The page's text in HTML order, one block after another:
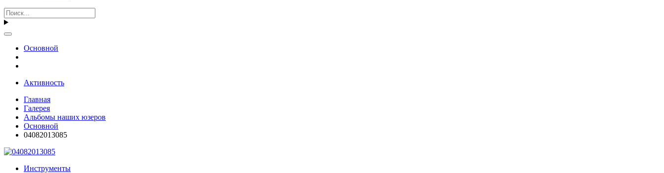
Основной
Активность
Главная
Галерея
Альбомы наших юзеров
Основной
04082013085
Инструменты